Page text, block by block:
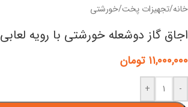
خانه/تجهیزات پخت/خورشتی
اجاق گاز دوشعله خورشتی با رویه لعابی
۱۱,۰۰۰,۰۰۰ تومان
-
+